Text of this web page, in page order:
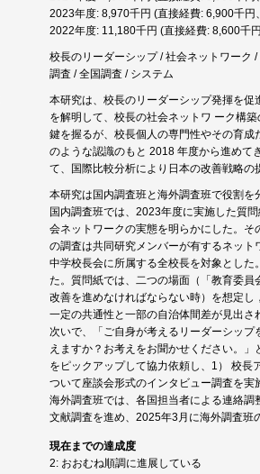
2023年度: 8,970千円 (直接経費: 6,900千円
2022年度: 11,180千円 (直接経費: 8,600千
校長のリーダーシップ / 社会ネットワーク
調査 / 全国調査 / システム
本研究は、校長のリーダーシップ発揮を
を解明して、校長の社会ネットワ ーク構
鍵を握るが、校長個人の専門性やその育
のような認識のもと 2018 年度から進めて
て、国際比較分析により日本の改善戦略の
本研究は国内調査班と海外調査班で役割を
国内調査班では、2023年度に実施した質
会ネットワークの実態を明らかにした。
の調査は共同研究メンバーが有するネッ
中学校長会に所属する全校長を対象とし
た。質問紙では、二つの場面（「教育委
改善を進めなければならない時）を想定
一定の共通性と一部の自治体間差が見出さ
次いで、「ご自身が考えるリーダーシッ
えますか？お考えをお聞かせください。
をピックアップして協力依頼し、1） 校長
ついて座談会形式のインタビュー調査を実
海外調査班では、各国担当者による連絡
文献調査を進め、2025年3月に海外調査班
現在までの達成度
2: おおむね順調に進展している